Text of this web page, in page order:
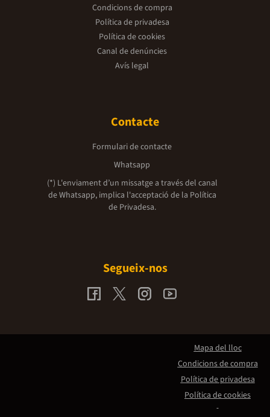
Condicions de compra
Política de privadesa
Política de cookies
Canal de denúncies
Avís legal
Contacte
Formulari de contacte
Whatsapp
(*) L'enviament d’un missatge a través del canal
de Whatsapp, implica l'acceptació de la Política
de Privadesa.
Segueix-nos
Mapa del lloc
Condicions de compra
Política de privadesa
Política de cookies